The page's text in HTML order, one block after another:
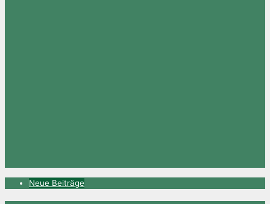
Neue Beiträge